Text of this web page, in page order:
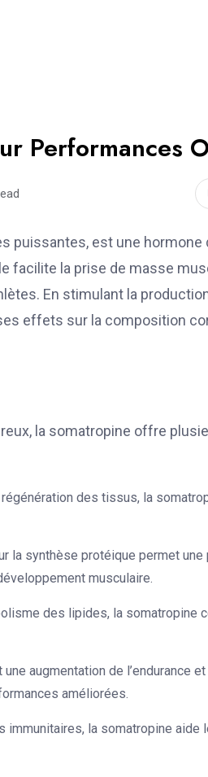
Performances
puissantes, est une
facilite la prise de masse
En stimulant la
effets sur la composition
la somatropine offre
des tissus, la
la synthèse protéique permet
musculaire.
des lipides, la somatropine
augmentation de l’endurance
améliorées.
la somatropine aide